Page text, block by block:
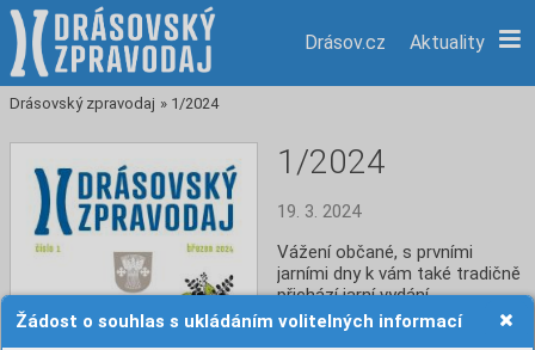
Žádost o souhlas s ukládáním volitelných informací
Drásov.cz Aktuality
Drásovský zpravodaj » 1/2024
1/2024
19. 3. 2024
Vážení občané, s prvními
jarními dny k vám také tradičně
přichází jarní vydání
Drásovského zpravodaje, v
němž se dozvíte opět o